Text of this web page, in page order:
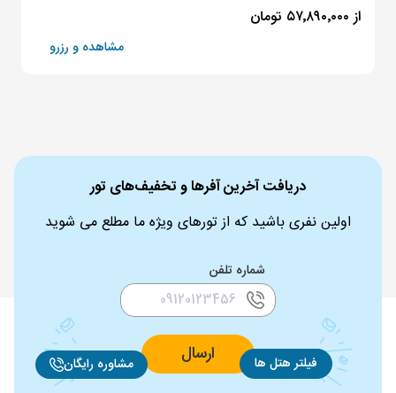
فیلتر هتل ها
از ۵۷٬۸۹۰٬۰۰۰ تومان
مشاهده و رزرو
مشاوره رایگان
دریافت آخرین آفرها و تخفیف‌های تور
اولین نفری باشید که از تورهای ویژه ما مطلع می شوید
شماره تلفن
ارسال